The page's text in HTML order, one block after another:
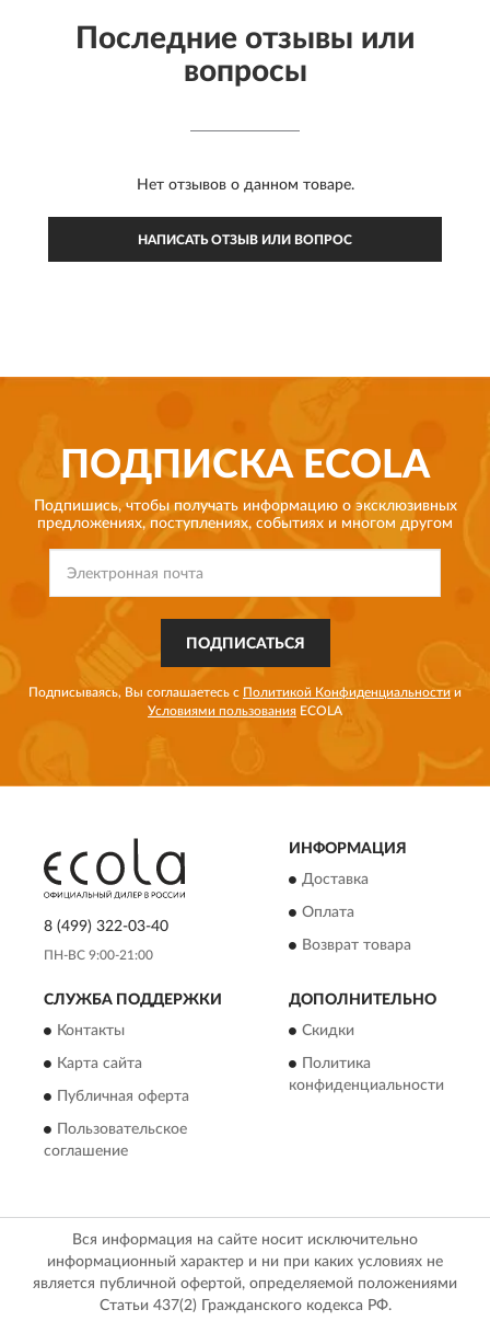
Последние отзывы или
вопросы
Нет отзывов о данном товаре.
НАПИСАТЬ ОТЗЫВ ИЛИ ВОПРОС
ПОДПИСКА ECOLA
Подпишись, чтобы получать информацию о эксклюзивных
предложениях, поступлениях, событиях и многом другом
ПОДПИСАТЬСЯ
Подписываясь, Вы соглашаетесь с Политикой Конфиденциальности и
Условиями пользования ECOLA
8 (499) 322-03-40
ПН-ВС 9:00-21:00
ИНФОРМАЦИЯ
Доставка
Оплата
Возврат товара
СЛУЖБА ПОДДЕРЖКИ
Контакты
Карта сайта
Публичная оферта
Пользовательское
соглашение
ДОПОЛНИТЕЛЬНО
Скидки
Политика
конфиденциальности
Вся информация на сайте носит исключительно
информационный характер и ни при каких условиях не
является публичной офертой, определяемой положениями
Статьи 437(2) Гражданского кодекса РФ.